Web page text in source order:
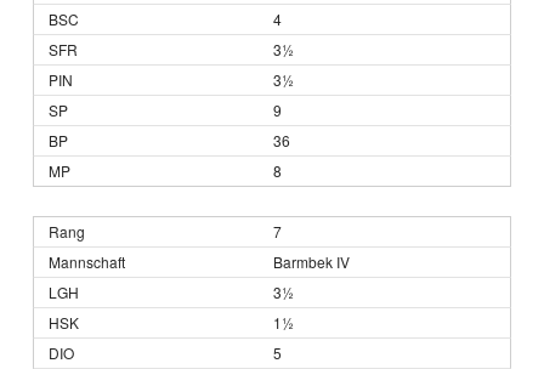
4
3½
3½
9
36
8
7
Barmbek IV
3½
1½
5